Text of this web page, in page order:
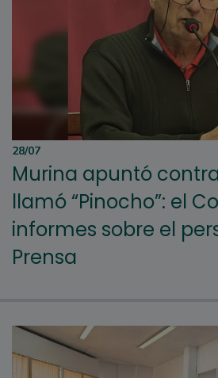
28/07
Murina apuntó
llamó “Pinocho”: el
informes sobre el
Prensa